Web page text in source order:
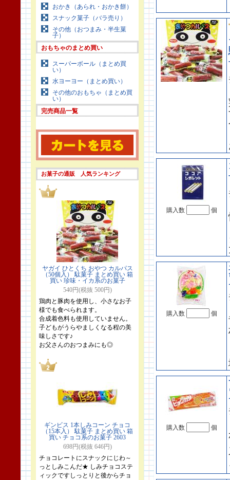
おかき（あられ・おかき餅）
スナック菓子（バラ売り）
その他（おつまみ・半生菓
子）
おもちゃのまとめ買い
スーパーボール（まとめ買
い）
水ヨーヨー（まとめ買い）
その他のおもちゃ（まとめ買
い）
完売商品一覧
お菓子の通販 人気ランキング
ヤガイ ひとくち おやつ カルパス
（50個入） 駄菓子 まとめ買い 箱
買い 珍味・イカ系のお菓子
540円(税抜 500円)
鶏肉と豚肉を使用し、小さなお子
様でも食べられます。
合成着色料も使用していません。
子どもがうらやましくなる程の美
味しさです♪
お父さんのおつまみにも◎
ギンビス 1本しみコーン チョコ
（15本入） 駄菓子 まとめ買い 箱
買い チョコ系のお菓子 2603
698円(税抜 646円)
チョコレートにスナックにじわ～
っとしみこんだ★ しみチョコステ
ィックですしっとりと後からチョ
購入数 個
購入数 個
購入数 個